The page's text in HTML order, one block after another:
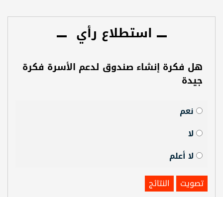
استطلاع رأي
هل فكرة إنشاء صندوق لدعم الأسرة فكرة
جيدة
نعم
لا
لا أعلم
تصويت
النتائج